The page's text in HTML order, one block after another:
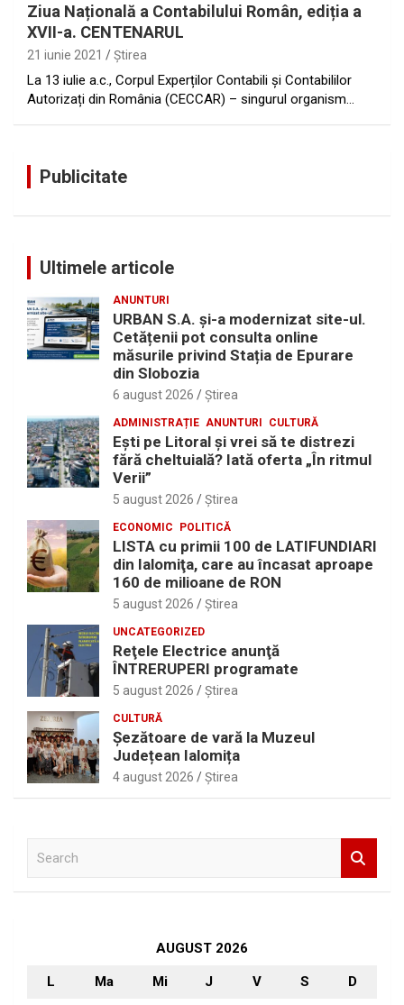
Ziua Națională a Contabilului Român, ediția a
XVII-a. CENTENARUL
21 iunie 2021 Ştirea
La 13 iulie a.c., Corpul Experților Contabili și Contabililor
Autorizați din România (CECCAR) – singurul organism…
Publicitate
Ultimele articole
ANUNTURI
URBAN S.A. și-a modernizat site-ul.
Cetățenii pot consulta online
măsurile privind Stația de Epurare
din Slobozia
6 august 2026 Ştirea
ADMINISTRAȚIE ANUNTURI CULTURĂ
Eşti pe Litoral şi vrei să te distrezi
fără cheltuială? Iată oferta „În ritmul
Verii”
5 august 2026 Ştirea
ECONOMIC POLITICĂ
LISTA cu primii 100 de LATIFUNDIARI
din Ialomiţa, care au încasat aproape
160 de milioane de RON
5 august 2026 Ştirea
UNCATEGORIZED
Reţele Electrice anunţă
ÎNTRERUPERI programate
5 august 2026 Ştirea
CULTURĂ
Șezătoare de vară la Muzeul
Județean Ialomița
4 august 2026 Ştirea
AUGUST 2026
L Ma Mi J V S D